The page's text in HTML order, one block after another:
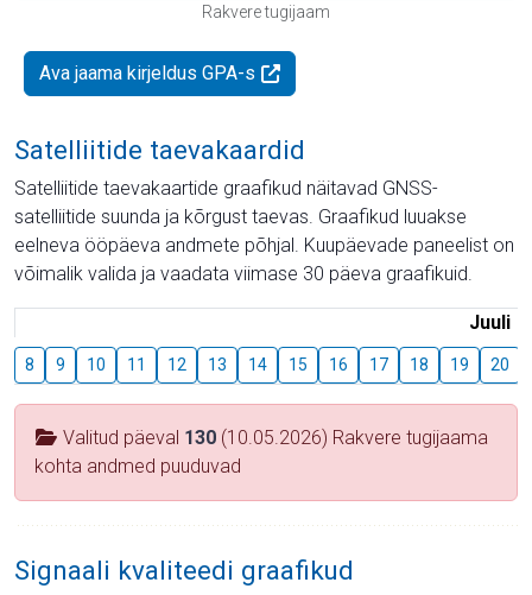
Rakvere tugijaam
Ava jaama kirjeldus GPA-s
Satelliitide taevakaardid
Satelliitide taevakaartide graafikud näitavad GNSS-
satelliitide suunda ja kõrgust taevas. Graafikud luuakse
eelneva ööpäeva andmete põhjal. Kuupäevade paneelist on
võimalik valida ja vaadata viimase 30 päeva graafikuid.
Juuli
8 9 10 11 12 13 14 15 16 17 18 19 20
Valitud päeval 130 (10.05.2026) Rakvere tugijaama
kohta andmed puuduvad
Signaali kvaliteedi graafikud